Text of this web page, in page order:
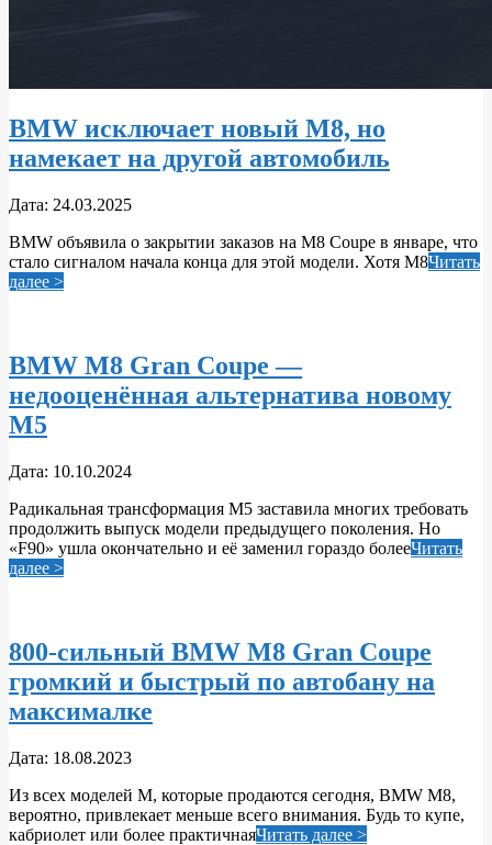
BMW исключает новый M8, но
намекает на другой автомобиль
2025-
24
Дата: 24.03.2025
BMW объявила о закрытии заказов на M8 Coupe в январе, что
стало сигналом начала конца для этой модели. Хотя M8Читать
далее >
BMW M8 Gran Coupe —
недооценённая альтернатива новому
M5
2024-
10
Дата: 10.10.2024
Радикальная трансформация M5 заставила многих требовать
продолжить выпуск модели предыдущего поколения. Но
«F90» ушла окончательно и её заменил гораздо болееЧитать
далее >
800-сильный BMW M8 Gran Coupe
громкий и быстрый по автобану на
максималке
2023-
18
Дата: 18.08.2023
Из всех моделей M, которые продаются сегодня, BMW M8,
вероятно, привлекает меньше всего внимания. Будь то купе,
кабриолет или более практичнаяЧитать далее >